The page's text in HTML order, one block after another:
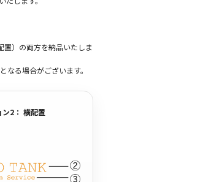
）の両方を納品いたしま
る場合がございます。
ン2： 横配置